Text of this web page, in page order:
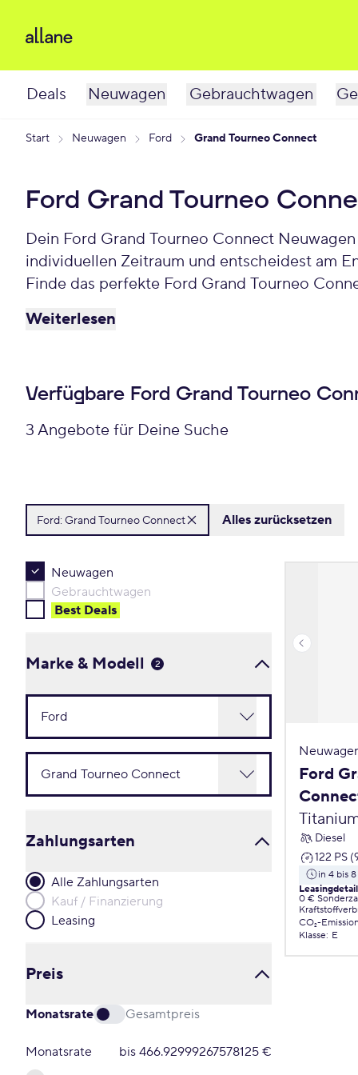
Deals Neuwagen Gebrauchtwagen
Start Neuwagen Ford Grand Tourneo Connect
Ford Grand Tourneo
Dein Ford Grand Tourneo Connect
individuellen Zeitraum und entscheidest am
Finde das perfekte Ford Grand Tourneo
Weiterlesen
Verfügbare Ford Grand Tourneo
3 Angebote für Deine Suche
Ford: Grand Tourneo Connect Alles zurücksetzen
Neuwagen
Gebrauchtwagen
Best Deals
Marke & Modell 2
Zahlungsarten
Alle Zahlungsarten
Kauf / Finanzierung
Leasing
Preis
Monatsrate Gesamtpreis
Monatsrate bis 466.92999267578125 €
Ford
Diesel
122 PS
in 4 bis
0 €
CO₂-
Klasse: E